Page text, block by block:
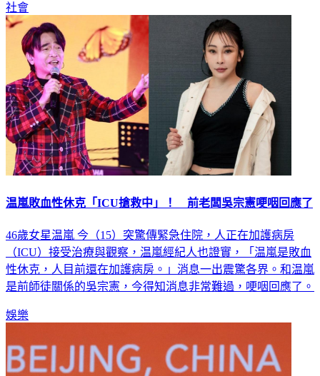
社會
温嵐敗血性休克「ICU搶救中」！ 前老闆吳宗憲哽咽回應了
46歲女星温嵐 今（15）突驚傳緊急住院，人正在加護病房
（ICU）接受治療與觀察，温嵐經紀人也證實，「温嵐是敗血
性休克，人目前還在加護病房。」消息一出震驚各界。和温嵐
是前師徒關係的吳宗憲，今得知消息非常難過，哽咽回應了。
娛樂